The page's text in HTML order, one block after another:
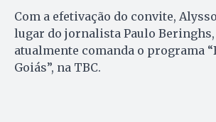
Com a efetivação do convite,
lugar do jornalista Paulo Beringhs,
atualmente comanda o programa
Goiás”, na TBC.